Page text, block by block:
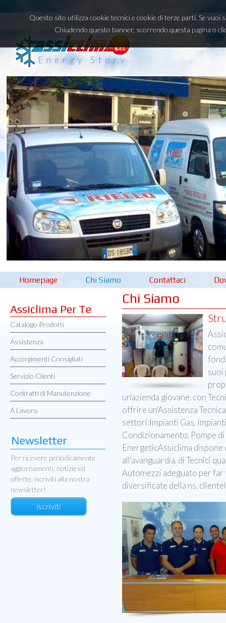
Questo sito utilizza cookie tecnici e cookie di terze parti. Se vuoi
Chiudendo questo banner, scorrendo questa pagina o
Energy Story
Homepage Chi Siamo Contattaci
Chi Siamo
suoi
un'azienda giovane, con
offrire un'Assistenza
settori:Impianti Gas,
Condizionamento, Pompe
EnergeticAssiclima
all'avanguardia, di Tecnici
Automezzi adeguato per
diversificate della ns.
Assiclima Per Te
Catalogo Prodotti
Assistenza
Accorgimenti Consigliati
Servizio Clienti
Contratti di Manutenzione
A Lavoro
Per ricevere periodicamente
aggiornamenti, notizie ed
offerte, iscriviti alla nostra
newsletter!
iscriviti